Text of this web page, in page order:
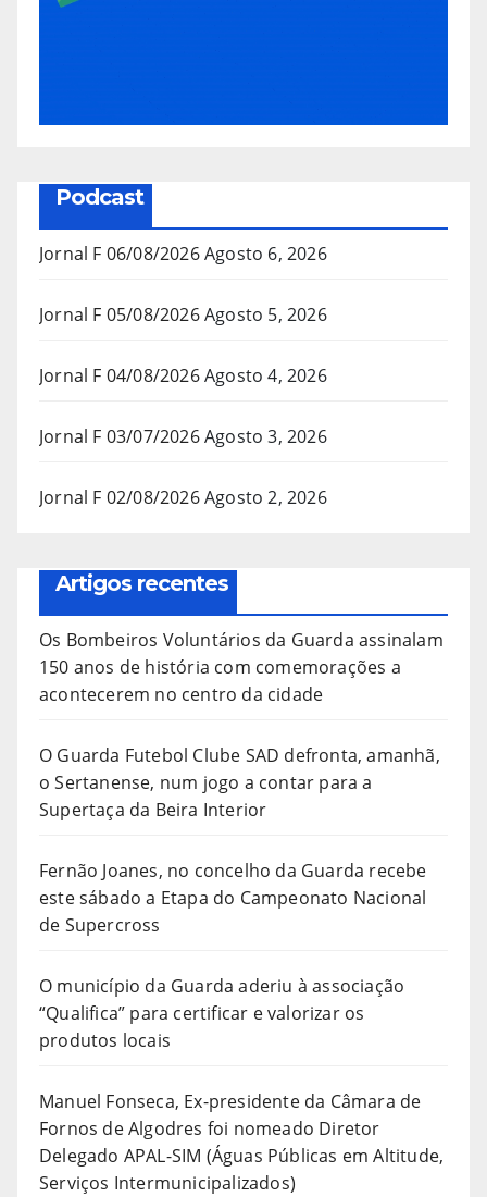
Podcast
Jornal F 06/08/2026Agosto 6, 2026
Jornal F 05/08/2026Agosto 5, 2026
Jornal F 04/08/2026Agosto 4, 2026
Jornal F 03/07/2026Agosto 3, 2026
Jornal F 02/08/2026Agosto 2, 2026
Artigos recentes
Os Bombeiros Voluntários da Guarda assinalam
150 anos de história com comemorações a
acontecerem no centro da cidade
O Guarda Futebol Clube SAD defronta, amanhã,
o Sertanense, num jogo a contar para a
Supertaça da Beira Interior
Fernão Joanes, no concelho da Guarda recebe
este sábado a Etapa do Campeonato Nacional
de Supercross
O município da Guarda aderiu à associação
“Qualifica” para certificar e valorizar os
produtos locais
Manuel Fonseca, Ex-presidente da Câmara de
Fornos de Algodres foi nomeado Diretor
Delegado APAL-SIM (Águas Públicas em Altitude,
Serviços Intermunicipalizados)